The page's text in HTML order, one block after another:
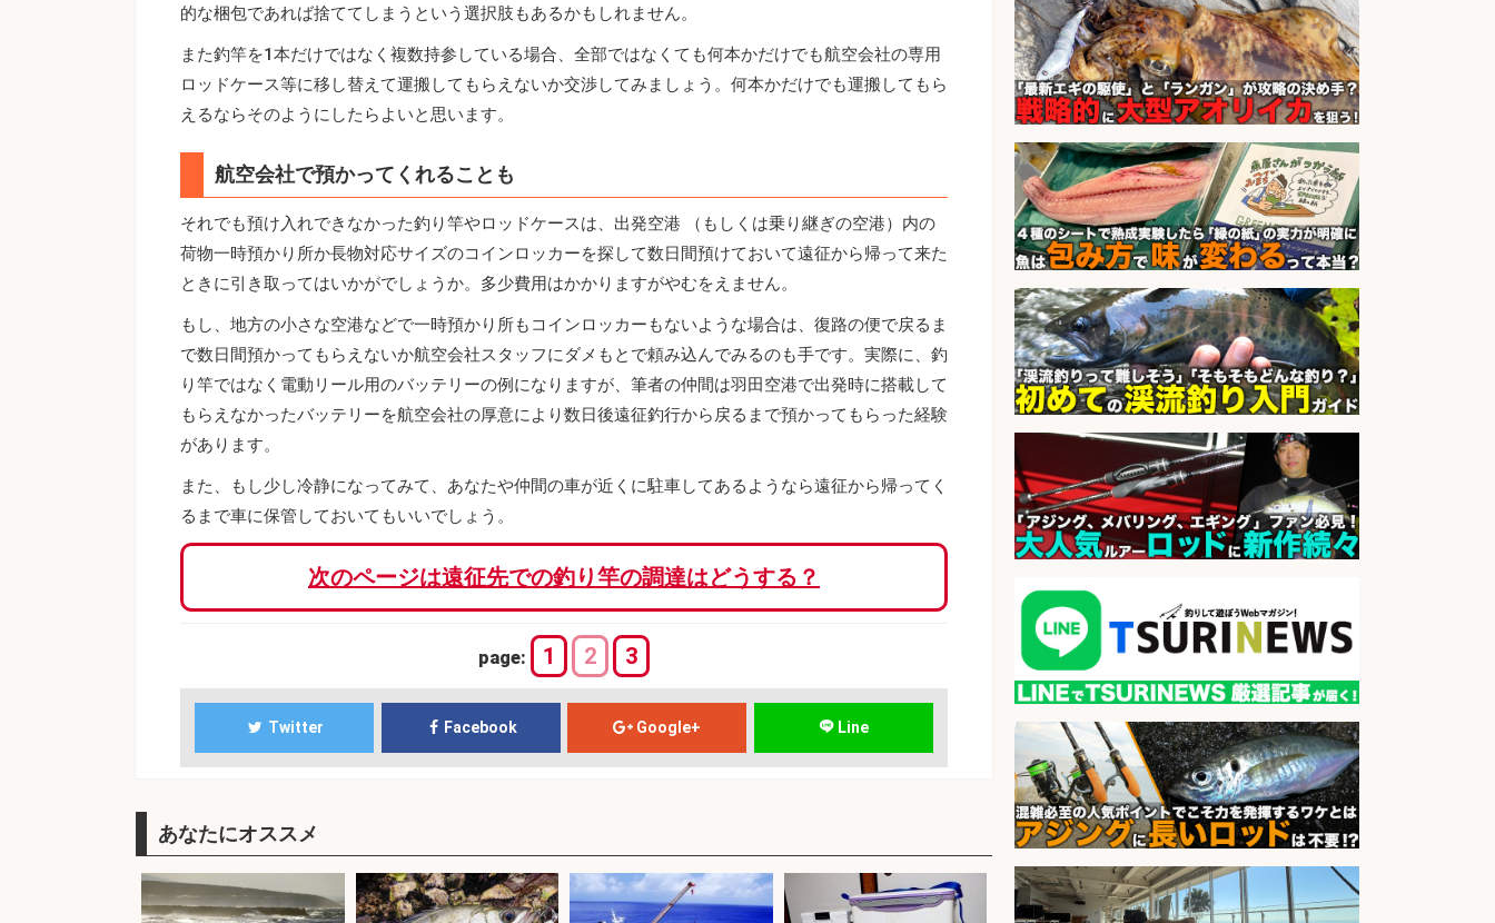
的な梱包であれば捨ててしまうという選択肢もあるかもしれません。
また釣竿を1本だけではなく複数持参している場合、全部ではなくても何本かだけでも航空会社の専用
ロッドケース等に移し替えて運搬してもらえないか交渉してみましょう。何本かだけでも運搬してもら
えるならそのようにしたらよいと思います。
航空会社で預かってくれることも
それでも預け入れできなかった釣り竿やロッドケースは、出発空港 （もしくは乗り継ぎの空港）内の
荷物一時預かり所か長物対応サイズのコインロッカーを探して数日間預けておいて遠征から帰って来た
ときに引き取ってはいかがでしょうか。多少費用はかかりますがやむをえません。
もし、地方の小さな空港などで一時預かり所もコインロッカーもないような場合は、復路の便で戻るま
で数日間預かってもらえないか航空会社スタッフにダメもとで頼み込んでみるのも手です。実際に、釣
り竿ではなく電動リール用のバッテリーの例になりますが、筆者の仲間は羽田空港で出発時に搭載して
もらえなかったバッテリーを航空会社の厚意により数日後遠征釣行から戻るまで預かってもらった経験
があります。
また、もし少し冷静になってみて、あなたや仲間の車が近くに駐車してあるようなら遠征から帰ってく
るまで車に保管しておいてもいいでしょう。
次のページは遠征先での釣り竿の調達はどうする？
page: 1 2 3
Twitter Facebook Google+ Line
あなたにオススメ